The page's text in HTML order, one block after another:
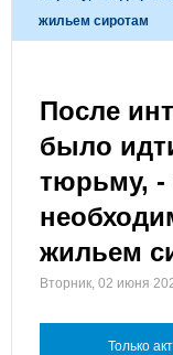
жильем сиротам
После
было
тюрьму,
жильем
Вторник, 02 июня
Только